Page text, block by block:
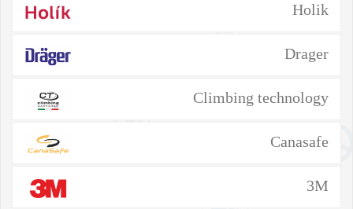
Holik
Drager
Climbing technology
Canasafe
3M